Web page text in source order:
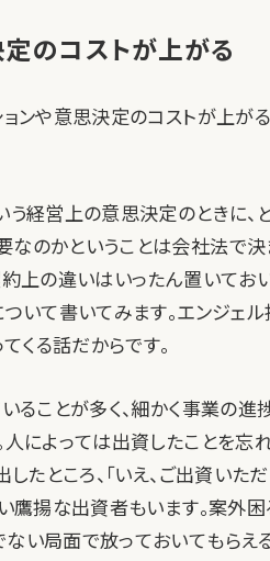
のコストが上がる
ンや意思決定のコストが上が
う経営上の意思決定のときに、
のかということは会社法で決
約上の違いはいったん置いてお
いて書いてみます。エンジェル
くる話だからです。
ることが多く、細かく事業の進
によっては出資したことを忘
たところ、「いえ、ご出資いた
鷹揚な出資者もいます。案外困
い局面で放っておいてもらえ